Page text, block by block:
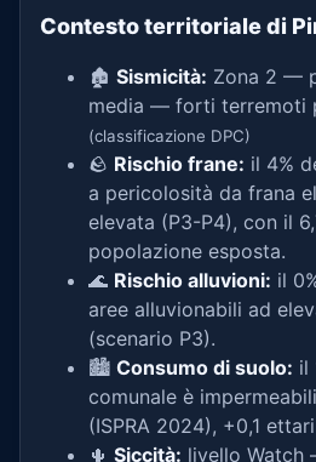
Contesto territoriale di
🏚️ Sismicità: Zona 2 —
media — forti terremoti
(classificazione DPC)
🪨 Rischio frane: il 4%
a pericolosità da frana
elevata (P3-P4), con il
popolazione esposta.
🌊 Rischio alluvioni: il
aree alluvionabili ad
(scenario P3).
🏙️ Consumo di suolo: il
comunale è
(ISPRA 2024), +0,1
🌵 Siccità: livello